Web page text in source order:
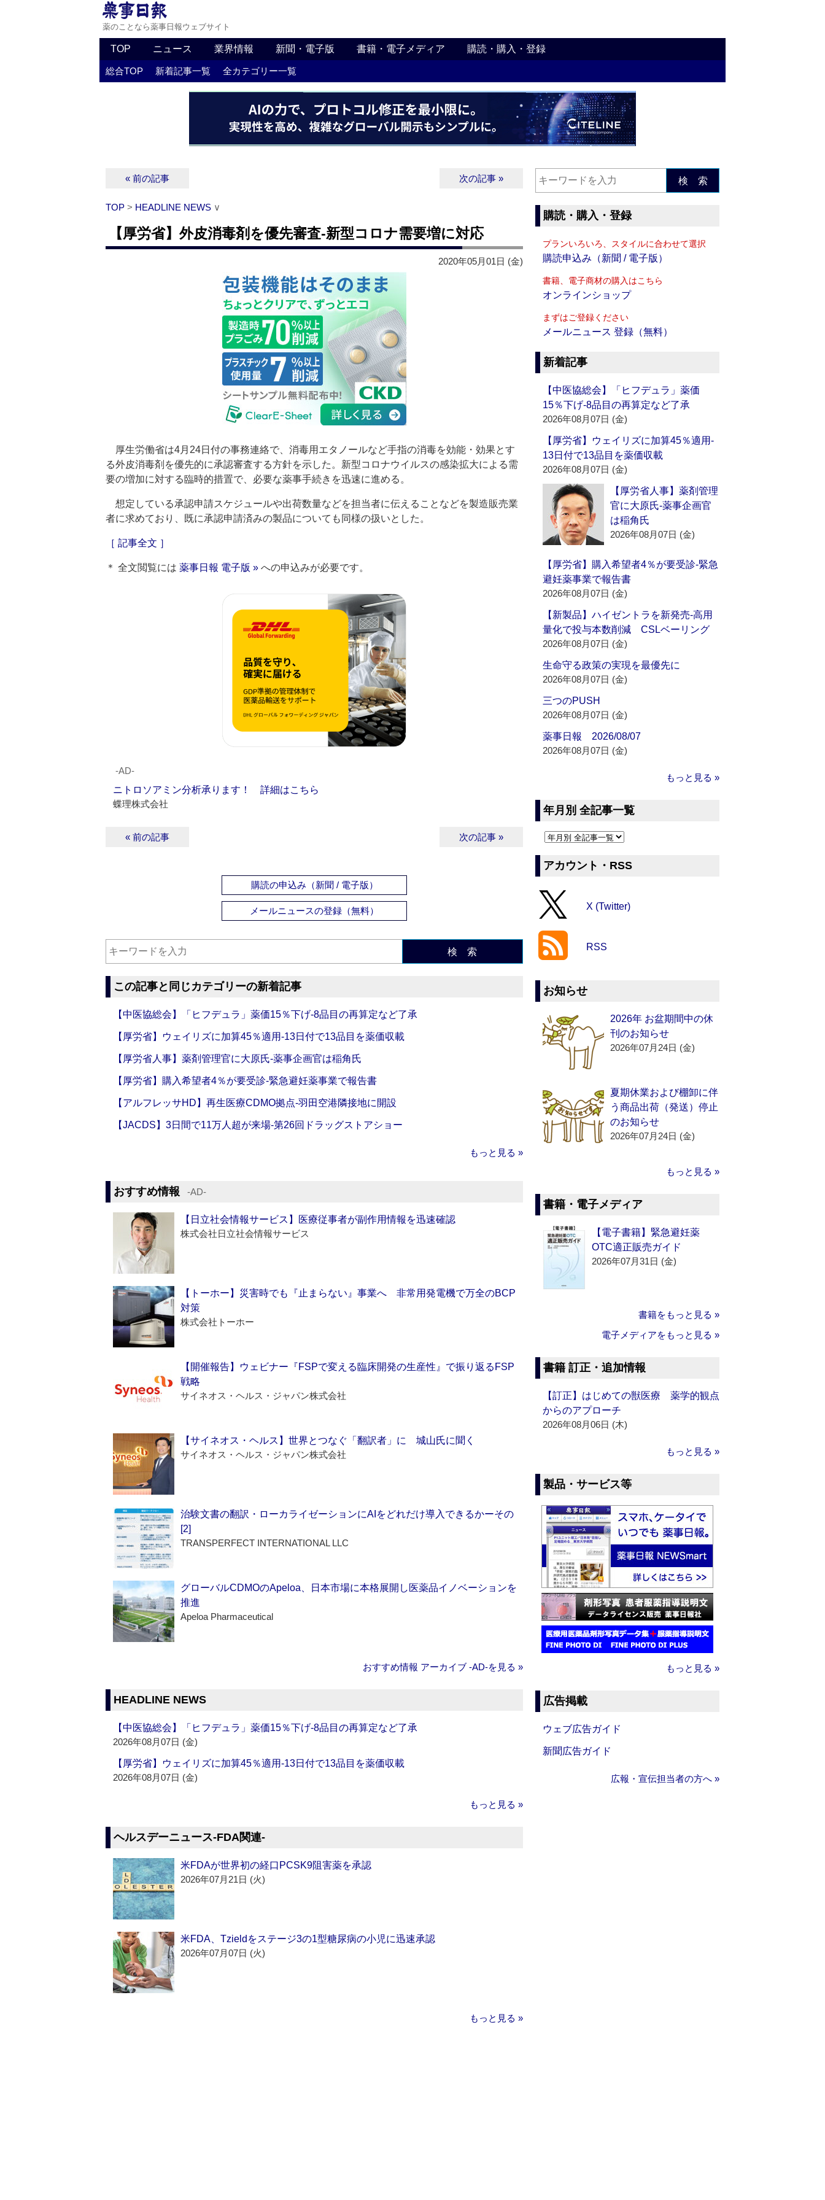
薬のことなら薬事日報ウェブサイト
TOP ニュース 業界情報 新聞・電子版 書籍・電子メディア 購読・購入・登録
総合TOP 新着記事一覧 全カテゴリー一覧
« 前の記事 次の記事 »
TOP > HEADLINE NEWS ∨
【厚労省】外皮消毒剤を優先審査‐新型コロナ需要増に対応
2020年05月01日 (金)
厚生労働省は4月24日付の事務連絡で、消毒用エタノールなど手指の消毒を効能・効果とす
る外皮消毒剤を優先的に承認審査する方針を示した。新型コロナウイルスの感染拡大による需
要の増加に対する臨時的措置で、必要な薬事手続きを迅速に進める。
想定している承認申請スケジュールや出荷数量などを担当者に伝えることなどを製造販売業
者に求めており、既に承認申請済みの製品についても同様の扱いとした。
［ 記事全文 ］
＊ 全文閲覧には 薬事日報 電子版 » への申込みが必要です。
‐AD‐
ニトロソアミン分析承ります！ 詳細はこちら
蝶理株式会社
« 前の記事 次の記事 »
購読の申込み（新聞 / 電子版）
メールニュースの登録（無料）
検 索
この記事と同じカテゴリーの新着記事
【中医協総会】「ヒフデュラ」薬価15％下げ‐8品目の再算定など了承
【厚労省】ウェイリズに加算45％適用‐13日付で13品目を薬価収載
【厚労省人事】薬剤管理官に大原氏‐薬事企画官は稲角氏
【厚労省】購入希望者4％が要受診‐緊急避妊薬事業で報告書
【アルフレッサHD】再生医療CDMO拠点‐羽田空港隣接地に開設
【JACDS】3日間で11万人超が来場‐第26回ドラッグストアショー
もっと見る »
おすすめ情報 ‐AD‐
【日立社会情報サービス】医療従事者が副作用情報を迅速確認
株式会社日立社会情報サービス
【トーホー】災害時でも『止まらない』事業へ 非常用発電機で万全のBCP
対策
株式会社トーホー
【開催報告】ウェビナー『FSPで変える臨床開発の生産性』で振り返るFSP
戦略
サイネオス・ヘルス・ジャパン株式会社
【サイネオス・ヘルス】世界とつなぐ「翻訳者」に 城山氏に聞く
サイネオス・ヘルス・ジャパン株式会社
治験文書の翻訳・ローカライゼーションにAIをどれだけ導入できるかーその
[2]
TRANSPERFECT INTERNATIONAL LLC
グローバルCDMOのApeloa、日本市場に本格展開し医薬品イノベーションを
推進
Apeloa Pharmaceutical
おすすめ情報 アーカイブ ‐AD‐を見る »
HEADLINE NEWS
【中医協総会】「ヒフデュラ」薬価15％下げ‐8品目の再算定など了承
2026年08月07日 (金)
【厚労省】ウェイリズに加算45％適用‐13日付で13品目を薬価収載
2026年08月07日 (金)
もっと見る »
ヘルスデーニュース‐FDA関連‐
米FDAが世界初の経口PCSK9阻害薬を承認
2026年07月21日 (火)
米FDA、Tzieldをステージ3の1型糖尿病の小児に迅速承認
2026年07月07日 (火)
もっと見る »
検 索
購読・購入・登録
プランいろいろ、スタイルに合わせて選択
購読申込み（新聞 / 電子版）
書籍、電子商材の購入はこちら
オンラインショップ
まずはご登録ください
メールニュース 登録（無料）
新着記事
【中医協総会】「ヒフデュラ」薬価
15％下げ‐8品目の再算定など了承
2026年08月07日 (金)
【厚労省】ウェイリズに加算45％適用‐
13日付で13品目を薬価収載
2026年08月07日 (金)
【厚労省人事】薬剤管理
官に大原氏‐薬事企画官
は稲角氏
2026年08月07日 (金)
【厚労省】購入希望者4％が要受診‐緊急
避妊薬事業で報告書
2026年08月07日 (金)
【新製品】ハイゼントラを新発売‐高用
量化で投与本数削減 CSLベーリング
2026年08月07日 (金)
生命守る政策の実現を最優先に
2026年08月07日 (金)
三つのPUSH
2026年08月07日 (金)
薬事日報 2026/08/07
2026年08月07日 (金)
もっと見る »
年月別 全記事一覧
アカウント・RSS
X (Twitter)
RSS
お知らせ
2026年 お盆期間中の休
刊のお知らせ
2026年07月24日 (金)
夏期休業および棚卸に伴
う商品出荷（発送）停止
のお知らせ
2026年07月24日 (金)
もっと見る »
書籍・電子メディア
【電子書籍】緊急避妊薬
OTC適正販売ガイド
2026年07月31日 (金)
書籍をもっと見る »
電子メディアをもっと見る »
書籍 訂正・追加情報
【訂正】はじめての獣医療 薬学的観点
からのアプローチ
2026年08月06日 (木)
もっと見る »
製品・サービス等
もっと見る »
広告掲載
ウェブ広告ガイド
新聞広告ガイド
広報・宣伝担当者の方へ »